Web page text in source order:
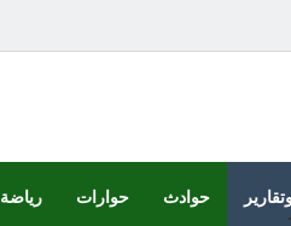
حوادث حوارات رياضة